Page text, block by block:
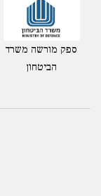
ספק מורשה משרד
הביטחון